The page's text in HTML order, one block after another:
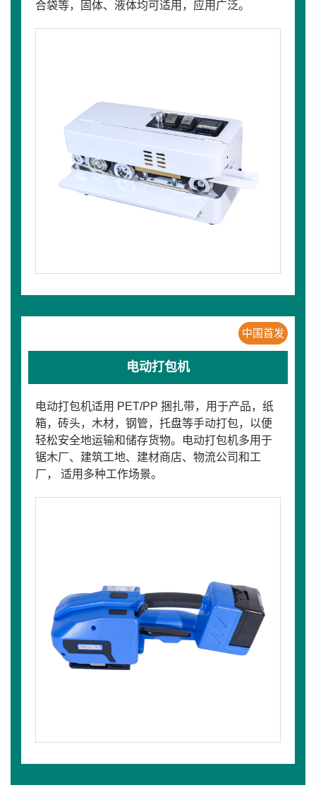
合袋等，固体、液体均可适用，应用广泛。
中国首发
电动打包机
电动打包机适用 PET/PP 捆扎带，用于产品，纸
箱，砖头，木材，钢管，托盘等手动打包，以便
轻松安全地运输和储存货物。电动打包机多用于
锯木厂、建筑工地、建材商店、物流公司和工
厂， 适用多种工作场景。